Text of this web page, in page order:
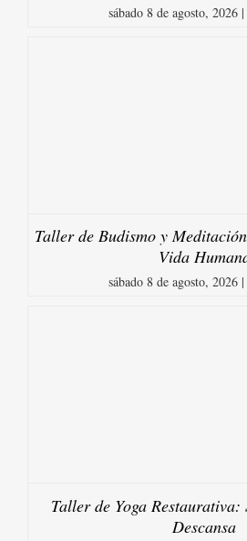
sábado 8 de agosto, 2026
Taller de Budismo y
Vida
sábado 8 de agosto, 2026
Taller de Yoga Restaurativa:
Descansa